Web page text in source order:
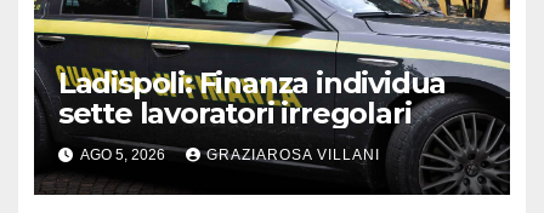
Ladispoli: Finanza individua
sette lavoratori irregolari
AGO 5, 2026 GRAZIAROSA VILLANI